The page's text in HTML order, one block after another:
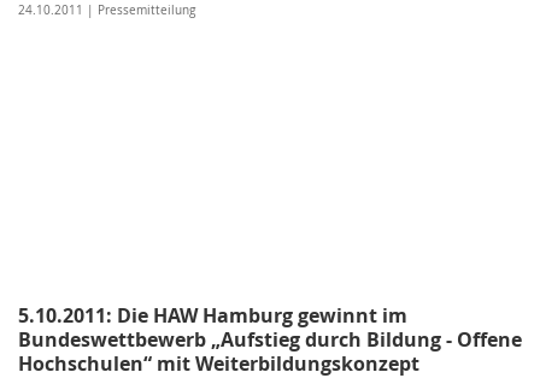
24.10.2011 | Pressemitteilung
5.10.2011: Die HAW Hamburg gewinnt im
Bundeswettbewerb „Aufstieg durch Bildung - Offene
Hochschulen“ mit Weiterbildungskonzept